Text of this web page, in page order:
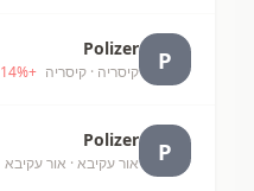
P
Polizer
קיסריה · קיסריה +
14%
P
Polizer
אור עקיבא · אור עקיבא